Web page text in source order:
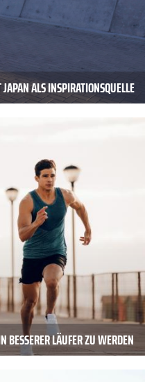
ALS INSPIRATIONSQUELLE
LÄUFER ZU WERDEN